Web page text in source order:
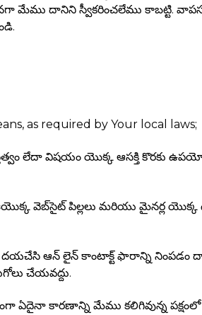
మేము దానిని స్వీకరించలేము కాబట్టి.
as required by Your local laws;
లేదా విషయం యొక్క ఆసక్తి కొరకు
వెబ్‌సైట్‌ పిల్లలు మరియు మైనర్ల యొక్క
దయచేసి ఆన్ లైన్ కాంటాక్ట్ ఫారాన్ని
చేయవద్దు.
ఏదైనా కారణాన్ని మేము కలిగివున్న